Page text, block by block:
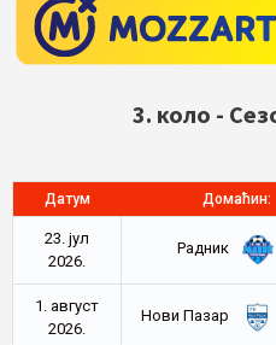
3. коло -
Датум Домаћин:
23. јул
2026.
Радник
1. август
2026.
Нови Пазар